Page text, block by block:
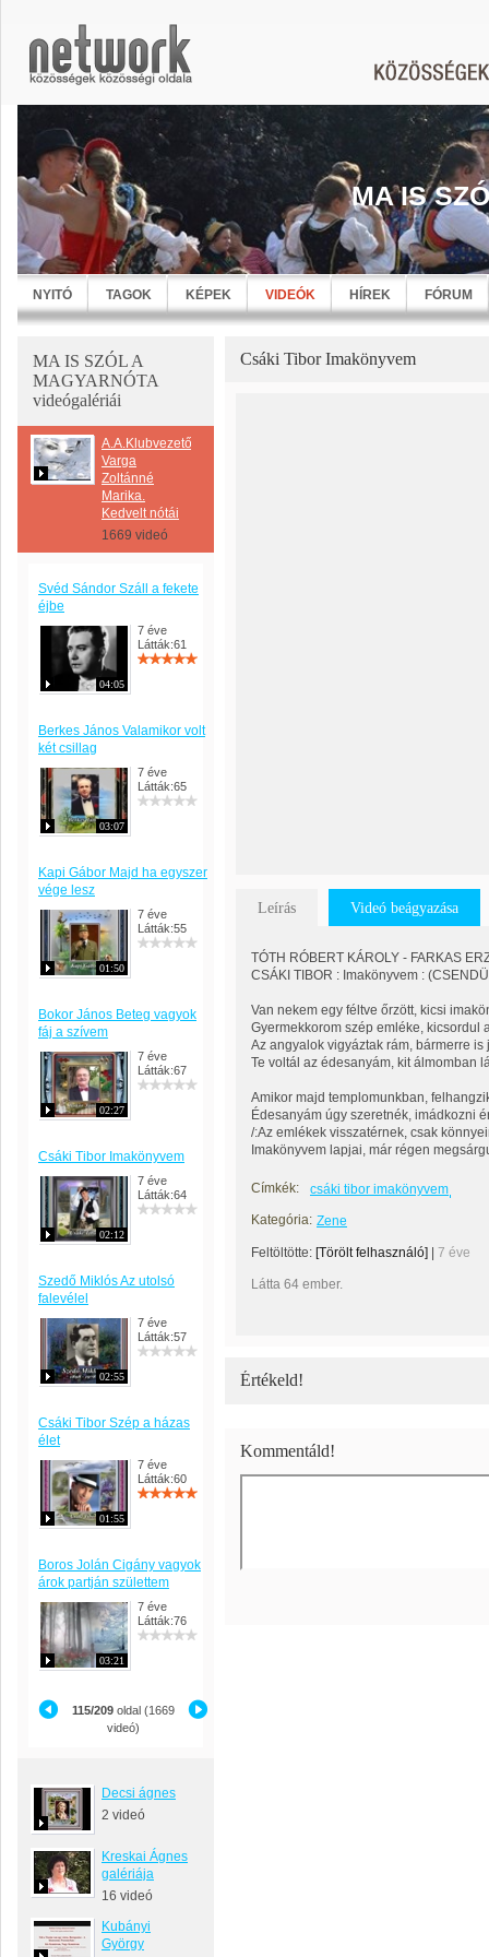
MA IS
NYITÓ TAGOK KÉPEK VIDEÓK HÍREK FÓRUM
MA IS SZÓL A
MAGYARNÓTA
videógalériái
A.A.Klubvezető
Varga
Zoltánné
Marika.
Kedvelt nótái
1669 videó
Svéd Sándor Száll a fekete
éjbe
04:05
7 éve
Látták:61
Berkes János Valamikor volt
két csillag
03:07
7 éve
Látták:65
Kapi Gábor Majd ha egyszer
vége lesz
01:50
7 éve
Látták:55
Bokor János Beteg vagyok
fáj a szívem
02:27
7 éve
Látták:67
Csáki Tibor Imakönyvem
02:12
7 éve
Látták:64
Szedő Miklós Az utolsó
falevélel
02:55
7 éve
Látták:57
Csáki Tibor Szép a házas
élet
01:55
7 éve
Látták:60
Boros Jolán Cigány vagyok
árok partján születtem
03:21
7 éve
Látták:76
115/209 oldal (1669
videó)
Decsi ágnes
2 videó
Kreskai Ágnes
galériája
16 videó
Kubányi
György
Csáki Tibor Imakönyvem
Leírás Videó beágyazása
TÓTH RÓBERT KÁROLY - FARKAS
CSÁKI TIBOR : Imakönyvem :
Van nekem egy féltve őrzött, kicsi
Gyermekkorom szép emléke, kicsordul
Az angyalok vigyáztak rám, bármerre is
Te voltál az édesanyám, kit álmomban
Amikor majd templomunkban,
Édesanyám úgy szeretnék, imádkozni
/:Az emlékek visszatérnek, csak
Imakönyvem lapjai, már régen
Címkék:
csáki tibor imakönyvem
Kategória: Zene
Feltöltötte: [Törölt felhasználó] 7 éve
Látta 64 ember.
Értékeld!
Kommentáld!